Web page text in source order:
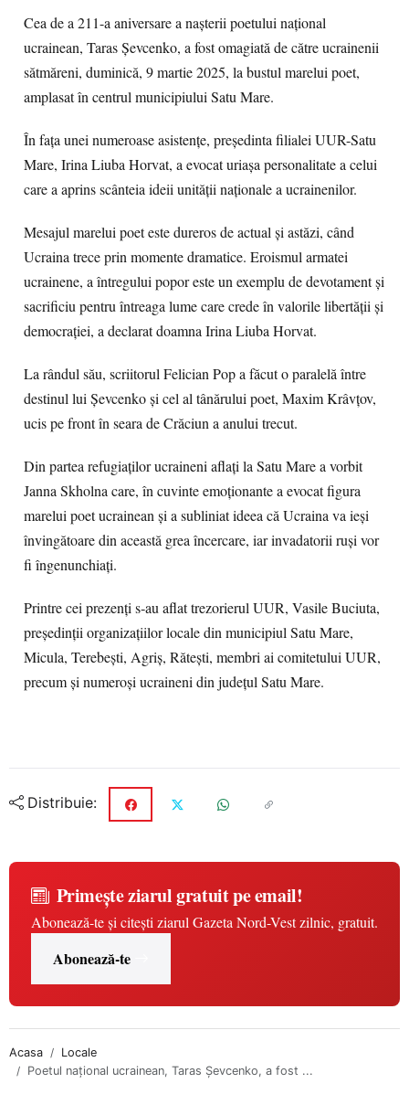
Cea de a 211-a aniversare a nașterii poetului național
ucrainean, Taras Șevcenko, a fost omagiată de către ucrainenii
sătmăreni, duminică, 9 martie 2025, la bustul marelui poet,
amplasat în centrul municipiului Satu Mare.
În fața unei numeroase asistențe, președinta filialei UUR-Satu
Mare, Irina Liuba Horvat, a evocat uriașa personalitate a celui
care a aprins scânteia ideii unității naționale a ucrainenilor.
Mesajul marelui poet este dureros de actual și astăzi, când
Ucraina trece prin momente dramatice. Eroismul armatei
ucrainene, a întregului popor este un exemplu de devotament și
sacrificiu pentru întreaga lume care crede în valorile libertății și
democrației, a declarat doamna Irina Liuba Horvat.
La rândul său, scriitorul Felician Pop a făcut o paralelă între
destinul lui Șevcenko și cel al tânărului poet, Maxim Krâvțov,
ucis pe front în seara de Crăciun a anului trecut.
Din partea refugiaților ucraineni aflați la Satu Mare a vorbit
Janna Skholna care, în cuvinte emoționante a evocat figura
marelui poet ucrainean și a subliniat ideea că Ucraina va ieși
învingătoare din această grea încercare, iar invadatorii ruși vor
fi îngenunchiați.
Printre cei prezenţi s‑au aflat trezorierul UUR, Vasile Buciuta,
președinții organizațiilor locale din municipiul Satu Mare,
Micula, Terebești, Agriș, Rătești, membri ai comitetului UUR,
precum și numeroși ucraineni din județul Satu Mare.
Distribuie:
Primește ziarul gratuit pe email!
Abonează-te și citești ziarul Gazeta Nord-Vest zilnic, gratuit.
Abonează-te
Acasa
Locale
Poetul național ucrainean, Taras Șevcenko, a fost ...